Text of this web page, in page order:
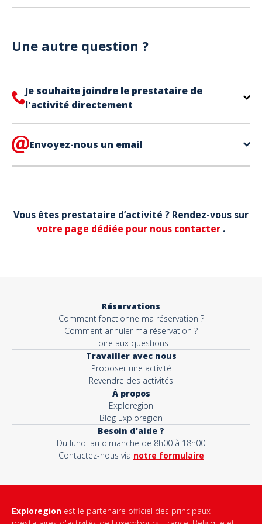
Vous pouvez utiliser votre téléphone pour présenter
Une autre question ?
Je souhaite joindre le prestataire de
l'activité directement
trouve directement sur votre billet,
en bas de page
Envoyez-nous un email
Votre email*
Vous êtes prestataire d’activité ? Rendez-vous sur
votre page dédiée pour nous contacter .
Réservations
Comment fonctionne ma réservation ?
Comment annuler ma réservation ?
Foire aux questions
Travailler avec nous
Proposer une activité
Revendre des activités
À propos
Exploregion
Blog Exploregion
Besoin d'aide ?
Du lundi au dimanche de 8h00 à 18h00
Contactez-nous via notre formulaire
Exploregion est le partenaire officiel des principaux